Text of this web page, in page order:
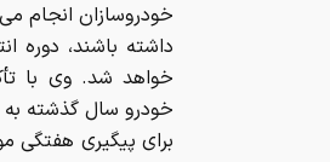
خودروسازان انجام
داشته باشند، دوره
خواهد شد. وی با
خودرو سال گذشته
برای پیگیری هفتگی